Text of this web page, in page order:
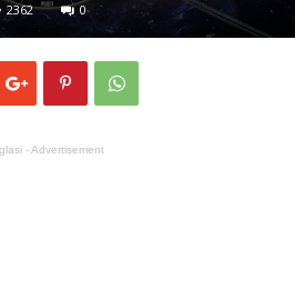
2362 0
- Advertisement